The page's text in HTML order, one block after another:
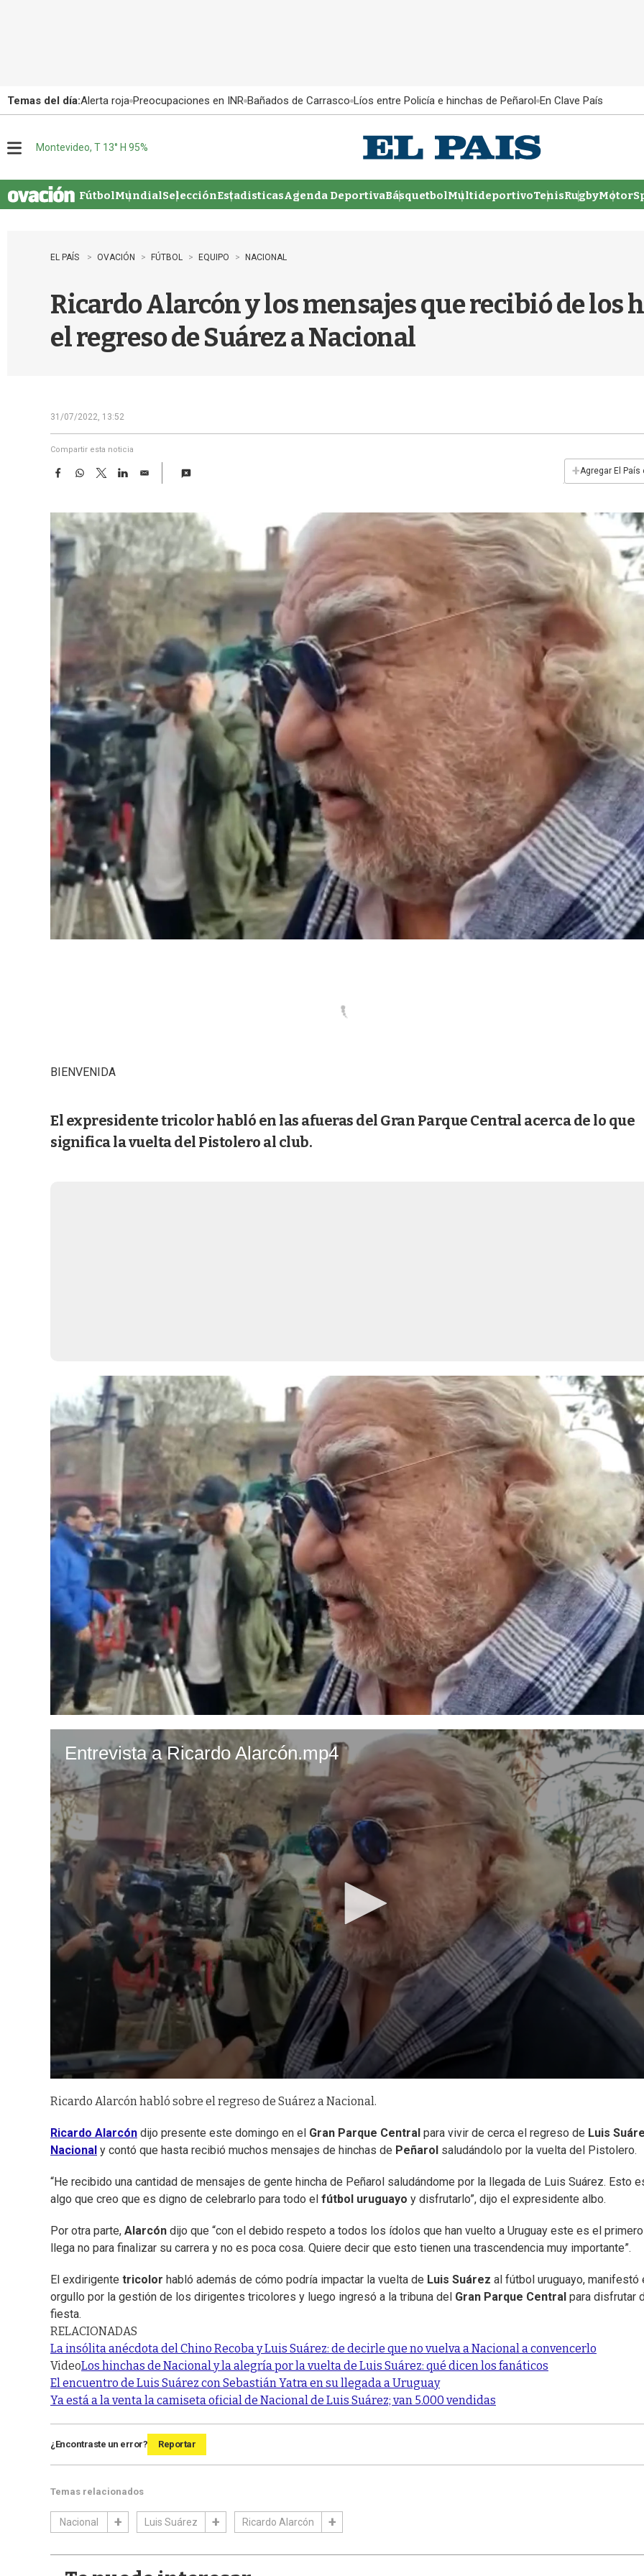
Temas del día:Alerta roja Preocupaciones en INR Bañados de Carrasco Líos entre Policía e hinchas de Peñarol En Clave País
u
Montevideo, T 13° H 95%
FútbolMundialSelecciónEstadisticasAgenda DeportivaBásquetbolMultideportivoTenisRugby
EL PAÍS OVACIÓN FÚTBOL EQUIPO NACIONAL
Ricardo Alarcón y los mensajes que recibió de los
el regreso de Suárez a Nacional
31/07/2022, 13:52
Compartir esta noticia
F
e
b
o
o
k
W
t
s
A
p
p
T
w
t
t
e
L
k
e
d
I
n
E
i
l
+Agregar El País
BIENVENIDA
El expresidente tricolor habló en las afueras del Gran Parque Central acerca de lo que
significa la vuelta del Pistolero al club.
Ricardo Alarcón habló sobre el regreso de Suárez a Nacional.
Ricardo Alarcón dijo presente este domingo en el Gran Parque Central para vivir de cerca el regreso de Luis
Nacional y contó que hasta recibió muchos mensajes de hinchas de Peñarol saludándolo por la vuelta del Pistolero.
“He recibido una cantidad de mensajes de gente hincha de Peñarol saludándome por la llegada de Luis Suárez. Esto
algo que creo que es digno de celebrarlo para todo el fútbol uruguayo y disfrutarlo”, dijo el expresidente albo.
Por otra parte, Alarcón dijo que “con el debido respeto a todos los ídolos que han vuelto a Uruguay este es el
llega no para finalizar su carrera y no es poca cosa. Quiere decir que esto tienen una trascendencia muy importante”.
El exdirigente tricolor habló además de cómo podría impactar la vuelta de Luis Suárez al fútbol uruguayo, manifestó
orgullo por la gestión de los dirigentes tricolores y luego ingresó a la tribuna del Gran Parque Central para disfrutar
fiesta.
RELACIONADAS
La insólita anécdota del Chino Recoba y Luis Suárez: de decirle que no vuelva a Nacional a convencerlo
VideoLos hinchas de Nacional y la alegría por la vuelta de Luis Suárez: qué dicen los fanáticos
El encuentro de Luis Suárez con Sebastián Yatra en su llegada a Uruguay
Ya está a la venta la camiseta oficial de Nacional de Luis Suárez; van 5.000 vendidas
¿Encontraste un error? Reportar
Temas relacionados
Nacional Luis Suárez Ricardo Alarcón